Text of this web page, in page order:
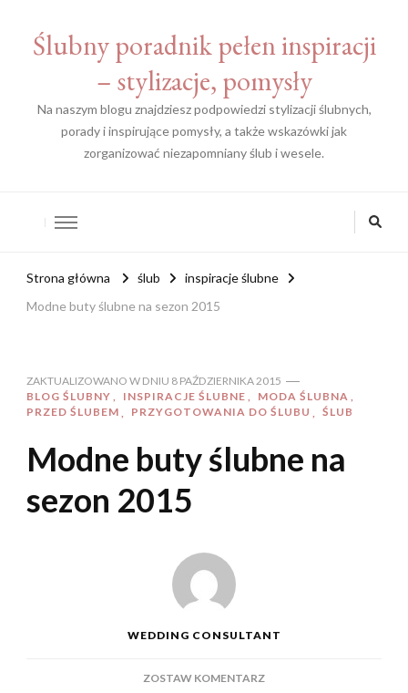
Ślubny poradnik pełen inspiracji
– stylizacje, pomysły
Na naszym blogu znajdziesz podpowiedzi stylizacji ślubnych,
porady i inspirujące pomysły, a także wskazówki jak
zorganizować niezapomniany ślub i wesele.
Strona główna ślub
inspiracje ślubne
Modne buty ślubne na sezon 2015
ZAKTUALIZOWANO W DNIU 8 PAŹDZIERNIKA 2015
BLOG ŚLUBNY
INSPIRACJE ŚLUBNE
MODA ŚLUBNA
PRZED ŚLUBEM
PRZYGOTOWANIA DO ŚLUBU ŚLUB
Modne buty ślubne na
sezon 2015
WEDDING CONSULTANT
ZOSTAW KOMENTARZDO